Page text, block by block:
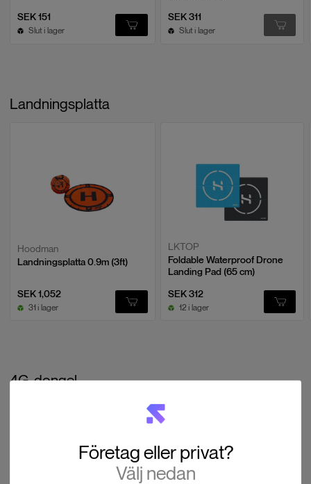
SEK 151
Slut i lager
SEK 311
Slut i lager
Landningsplatta
Hoodman
Landningsplatta 0.9m (3ft)
SEK 1,052
31 i lager
LKTOP
Foldable Waterproof Drone
Landing Pad (65 cm)
SEK 312
12 i lager
4G-dongel
Företag eller privat?
Välj nedan